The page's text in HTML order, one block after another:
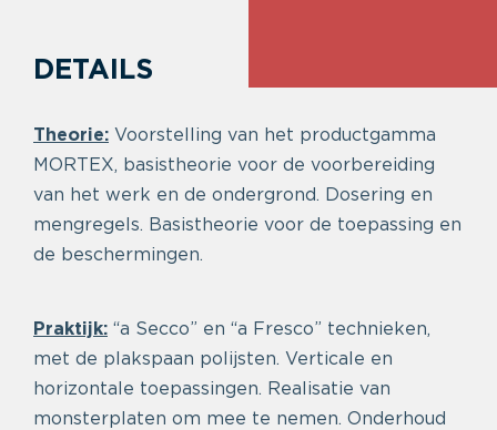
DETAILS
Theorie: Voorstelling van het productgamma
MORTEX, basistheorie voor de voorbereiding
van het werk en de ondergrond. Dosering en
mengregels. Basistheorie voor de toepassing en
de beschermingen.
Praktijk: “a Secco” en “a Fresco” technieken,
met de plakspaan polijsten. Verticale en
horizontale toepassingen. Realisatie van
monsterplaten om mee te nemen. Onderhoud